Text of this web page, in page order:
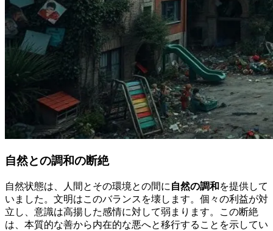
自然との調和の断絶
自然状態は、人間とその環境との間に 自然の調和 を提供して
いました。文明はこのバランスを壊します。個々の利益が対
立し、意識は高揚した感情に対して弱まります。この断絶
は、本質的な善から内在的な悪へと移行することを示してい